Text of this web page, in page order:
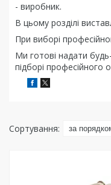
- виробник.
В цьому розділі
При виборі
Ми готові надати
підборі